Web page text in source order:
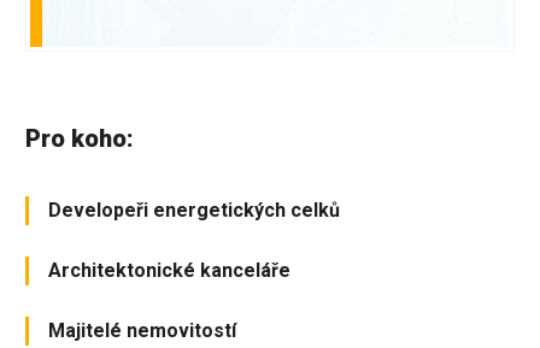
Pro koho:
Developeři energetických celků
Architektonické kanceláře
Majitelé nemovitostí